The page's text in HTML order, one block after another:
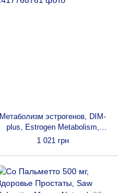
Метаболизм эстрогенов, DIM-
plus, Estrogen Metabolism,
Nature's Way, 60
1 021 грн